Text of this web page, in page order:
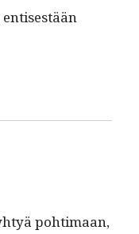
pohti­maan,